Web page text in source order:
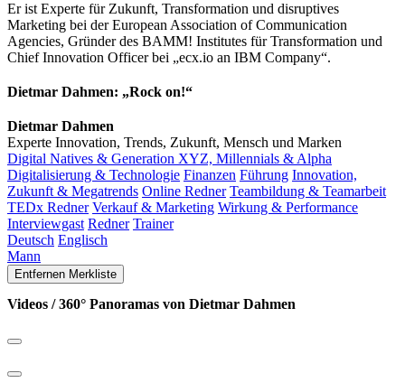
Er ist Experte für Zukunft, Transformation und disruptives
Marketing bei der European Association of Communication
Agencies, Gründer des BAMM! Institutes für Transformation und
Chief Innovation Officer bei „ecx.io an IBM Company“.
Dietmar Dahmen: „Rock on!“
Dietmar Dahmen
Experte Innovation, Trends, Zukunft, Mensch und Marken
Digital Natives & Generation XYZ, Millennials & Alpha
Digitalisierung & Technologie Finanzen Führung Innovation,
Zukunft & Megatrends Online Redner Teambildung & Teamarbeit
TEDx Redner Verkauf & Marketing Wirkung & Performance
Interviewgast Redner Trainer
Deutsch Englisch
Mann
Entfernen Merkliste
Videos / 360° Panoramas von Dietmar Dahmen